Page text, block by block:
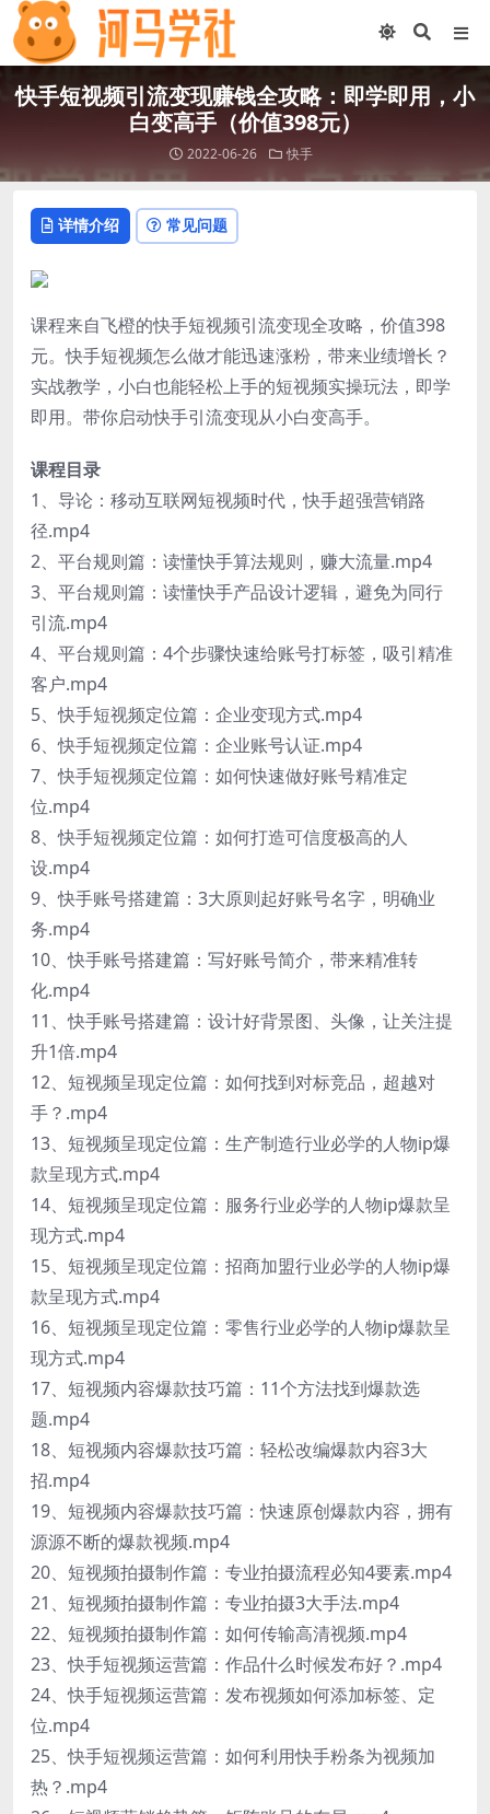
快手短视频引流变现赚钱全攻略：即学即用，小
白变高手（价值398元）
2022-06-26 快手
详情介绍 常见问题
课程来自飞橙的快手短视频引流变现全攻略，价值398
元。快手短视频怎么做才能迅速涨粉，带来业绩增长？
实战教学，小白也能轻松上手的短视频实操玩法，即学
即用。带你启动快手引流变现从小白变高手。
课程目录
1、导论：移动互联网短视频时代，快手超强营销路
径.mp4
2、平台规则篇：读懂快手算法规则，赚大流量.mp4
3、平台规则篇：读懂快手产品设计逻辑，避免为同行
引流.mp4
4、平台规则篇：4个步骤快速给账号打标签，吸引精准
客户.mp4
5、快手短视频定位篇：企业变现方式.mp4
6、快手短视频定位篇：企业账号认证.mp4
7、快手短视频定位篇：如何快速做好账号精准定
位.mp4
8、快手短视频定位篇：如何打造可信度极高的人
设.mp4
9、快手账号搭建篇：3大原则起好账号名字，明确业
务.mp4
10、快手账号搭建篇：写好账号简介，带来精准转
化.mp4
11、快手账号搭建篇：设计好背景图、头像，让关注提
升1倍.mp4
12、短视频呈现定位篇：如何找到对标竞品，超越对
手？.mp4
13、短视频呈现定位篇：生产制造行业必学的人物ip爆
款呈现方式.mp4
14、短视频呈现定位篇：服务行业必学的人物ip爆款呈
现方式.mp4
15、短视频呈现定位篇：招商加盟行业必学的人物ip爆
款呈现方式.mp4
16、短视频呈现定位篇：零售行业必学的人物ip爆款呈
现方式.mp4
17、短视频内容爆款技巧篇：11个方法找到爆款选
题.mp4
18、短视频内容爆款技巧篇：轻松改编爆款内容3大
招.mp4
19、短视频内容爆款技巧篇：快速原创爆款内容，拥有
源源不断的爆款视频.mp4
20、短视频拍摄制作篇：专业拍摄流程必知4要素.mp4
21、短视频拍摄制作篇：专业拍摄3大手法.mp4
22、短视频拍摄制作篇：如何传输高清视频.mp4
23、快手短视频运营篇：作品什么时候发布好？.mp4
24、快手短视频运营篇：发布视频如何添加标签、定
位.mp4
25、快手短视频运营篇：如何利用快手粉条为视频加
热？.mp4